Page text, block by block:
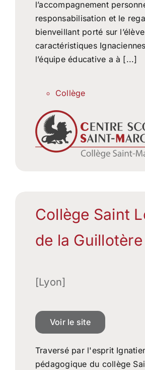
l’accompagnement
responsabilisation et le
bienveillant porté sur
caractéristiques
l’équipe éducative a à [...]
Collège
Collège Saint
de la Guillotère
[Lyon]
Voir le site
Traversé par l'esprit
pédagogique du collège